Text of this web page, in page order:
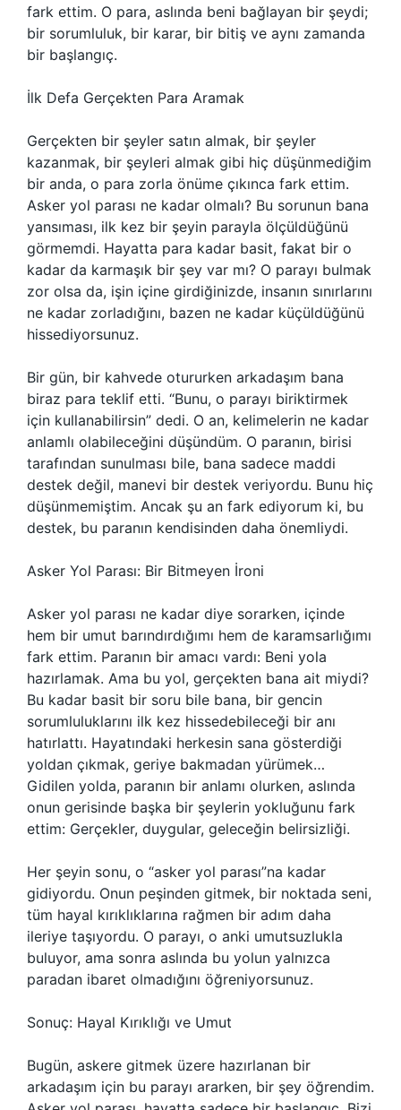
fark ettim. O para, aslında beni bağlayan bir şeydi;
bir sorumluluk, bir karar, bir bitiş ve aynı zamanda
bir başlangıç.
İlk Defa Gerçekten Para Aramak
Gerçekten bir şeyler satın almak, bir şeyler
kazanmak, bir şeyleri almak gibi hiç düşünmediğim
bir anda, o para zorla önüme çıkınca fark ettim.
Asker yol parası ne kadar olmalı? Bu sorunun bana
yansıması, ilk kez bir şeyin parayla ölçüldüğünü
görmemdi. Hayatta para kadar basit, fakat bir o
kadar da karmaşık bir şey var mı? O parayı bulmak
zor olsa da, işin içine girdiğinizde, insanın sınırlarını
ne kadar zorladığını, bazen ne kadar küçüldüğünü
hissediyorsunuz.
Bir gün, bir kahvede otururken arkadaşım bana
biraz para teklif etti. “Bunu, o parayı biriktirmek
için kullanabilirsin” dedi. O an, kelimelerin ne kadar
anlamlı olabileceğini düşündüm. O paranın, birisi
tarafından sunulması bile, bana sadece maddi
destek değil, manevi bir destek veriyordu. Bunu hiç
düşünmemiştim. Ancak şu an fark ediyorum ki, bu
destek, bu paranın kendisinden daha önemliydi.
Asker Yol Parası: Bir Bitmeyen İroni
Asker yol parası ne kadar diye sorarken, içinde
hem bir umut barındırdığımı hem de karamsarlığımı
fark ettim. Paranın bir amacı vardı: Beni yola
hazırlamak. Ama bu yol, gerçekten bana ait miydi?
Bu kadar basit bir soru bile bana, bir gencin
sorumluluklarını ilk kez hissedebileceği bir anı
hatırlattı. Hayatındaki herkesin sana gösterdiği
yoldan çıkmak, geriye bakmadan yürümek…
Gidilen yolda, paranın bir anlamı olurken, aslında
onun gerisinde başka bir şeylerin yokluğunu fark
ettim: Gerçekler, duygular, geleceğin belirsizliği.
Her şeyin sonu, o “asker yol parası”na kadar
gidiyordu. Onun peşinden gitmek, bir noktada seni,
tüm hayal kırıklıklarına rağmen bir adım daha
ileriye taşıyordu. O parayı, o anki umutsuzlukla
buluyor, ama sonra aslında bu yolun yalnızca
paradan ibaret olmadığını öğreniyorsunuz.
Sonuç: Hayal Kırıklığı ve Umut
Bugün, askere gitmek üzere hazırlanan bir
arkadaşım için bu parayı ararken, bir şey öğrendim.